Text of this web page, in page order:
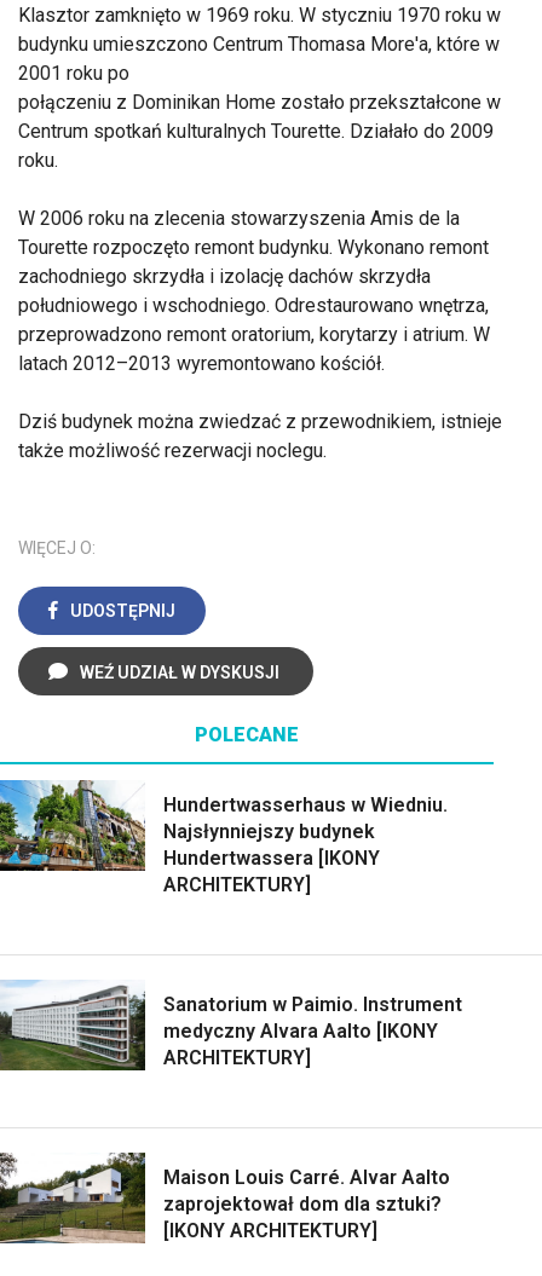
Klasztor zamknięto w 1969 roku. W styczniu 1970 roku w
budynku umieszczono Centrum Thomasa More'a, które w
2001 roku po
połączeniu z Dominikan Home zostało przekształcone w
Centrum spotkań kulturalnych Tourette. Działało do 2009
roku.
W 2006 roku na zlecenia stowarzyszenia Amis de la
Tourette rozpoczęto remont budynku. Wykonano remont
zachodniego skrzydła i izolację dachów skrzydła
południowego i wschodniego. Odrestaurowano wnętrza,
przeprowadzono remont oratorium, korytarzy i atrium. W
latach 2012–2013 wyremontowano kościół.
Dziś budynek można zwiedzać z przewodnikiem, istnieje
także możliwość rezerwacji noclegu.
WIĘCEJ O:
UDOSTĘPNIJ
WEŹ UDZIAŁ W DYSKUSJI
POLECANE
Hundertwasserhaus w Wiedniu.
Najsłynniejszy budynek
Hundertwassera [IKONY
ARCHITEKTURY]
Sanatorium w Paimio. Instrument
medyczny Alvara Aalto [IKONY
ARCHITEKTURY]
Maison Louis Carré. Alvar Aalto
zaprojektował dom dla sztuki?
[IKONY ARCHITEKTURY]